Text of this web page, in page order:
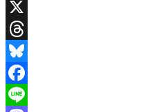
X
Threads
Bluesky
Facebook